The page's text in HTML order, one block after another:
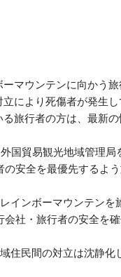
マウンテンに向かう
により死傷者が発生
旅行者の方は、最新
国貿易観光地域管理局
安全を最優先するよ
ンボーマウンテンを
社・旅行者の安全を
民間の対立は沈静化